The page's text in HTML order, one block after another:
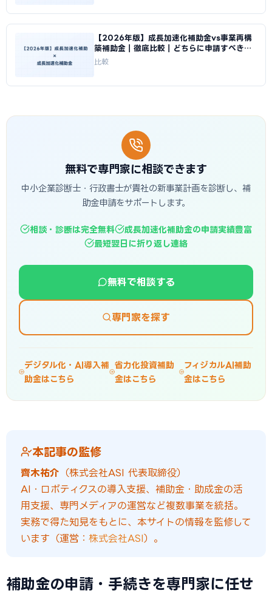
【2026年版】成長加速化補助金vs事業再構
築補助金｜徹底比較｜どちらに申請すべきか
｜成長加速化補助金ナビ
比較
無料で専門家に相談できます
中小企業診断士・行政書士が貴社の新事業計画を診断し、補
助金申請をサポートします。
相談・診断は完全無料
成長加速化補助金の申請実績豊富
最短翌日に折り返し連絡
無料で相談する
専門家を探す
デジタル化・AI導入補
助金はこちら
省力化投資補助
金はこちら
フィジカルAI補助
金はこちら
本記事の監修
齊木祐介 （株式会社ASI 代表取締役）
AI・ロボティクスの導入支援、補助金・助成金の活
用支援、専門メディアの運営など複数事業を統括。
実務で得た知見をもとに、本サイトの情報を監修して
います（運営： 株式会社ASI）。
補助金の申請・手続きを専門家に任せ